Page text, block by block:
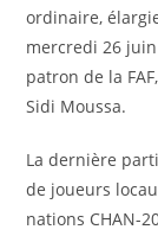
ordinaire,
mercredi 26
patron de la
Sidi Moussa.
La dernière
de joueurs
nations CHAN-